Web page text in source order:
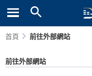
首頁 前往外部網站
前往外部網站